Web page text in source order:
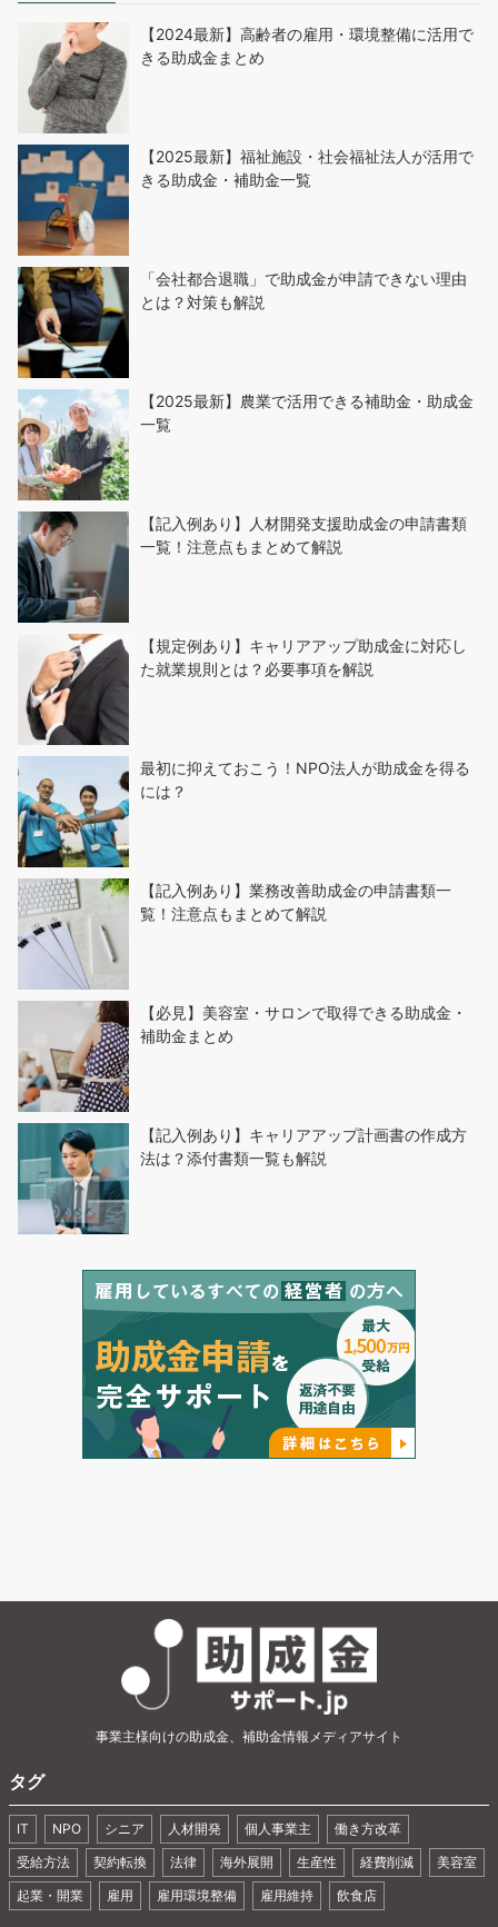
【2024最新】高齢者の雇用・環境整備に活用で
きる助成金まとめ
【2025最新】福祉施設・社会福祉法人が活用で
きる助成金・補助金一覧
「会社都合退職」で助成金が申請できない理由
とは？対策も解説
【2025最新】農業で活用できる補助金・助成金
一覧
【記入例あり】人材開発支援助成金の申請書類
一覧！注意点もまとめて解説
【規定例あり】キャリアアップ助成金に対応し
た就業規則とは？必要事項を解説
最初に抑えておこう！NPO法人が助成金を得る
には？
【記入例あり】業務改善助成金の申請書類一
覧！注意点もまとめて解説
【必見】美容室・サロンで取得できる助成金・
補助金まとめ
【記入例あり】キャリアアップ計画書の作成方
法は？添付書類一覧も解説
事業主様向けの助成金、補助金情報メディアサイト
タグ
IT NPO シニア 人材開発 個人事業主
働き方改革
受給方法
契約転換 法律 海外展開 生産性 経費削減
美容室
起業・開業
雇用 雇用環境整備 雇用維持 飲食店